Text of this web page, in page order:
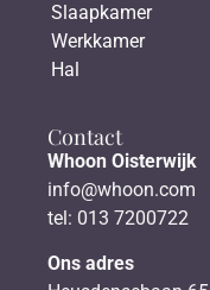
Slaapkamer
Werkkamer
Hal
Contact
Whoon Oisterwijk
info@whoon.com
tel: 013 7200722
Ons adres